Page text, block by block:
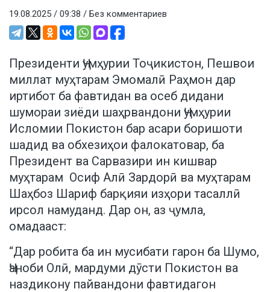
19.08.2025 / 09:38 / Без комментариев
Президенти Ҷумҳурии Тоҷикистон, Пешвои
миллат муҳтарам Эмомалӣ Раҳмон дар
иртибот ба фавтидан ва осеб дидани
шумораи зиёди шаҳрвандони Ҷумҳурии
Исломии Покистон бар асари боришоти
шадид ва обхезиҳои фалокатовар, ба
Президент ва Сарвазири ин кишвар
муҳтарам Осиф Алӣ Зардорӣ ва муҳтарам
Шаҳбоз Шариф барқияи изҳори тасаллӣ
ирсол намуданд. Дар он, аз ҷумла,
омадааст:
“Дар робита ба ин мусибати гарон ба Шумо,
Ҷаноби Олӣ, мардуми дӯсти Покистон ва
наздикону пайвандони фавтидагон